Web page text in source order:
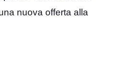
nuova offerta alla